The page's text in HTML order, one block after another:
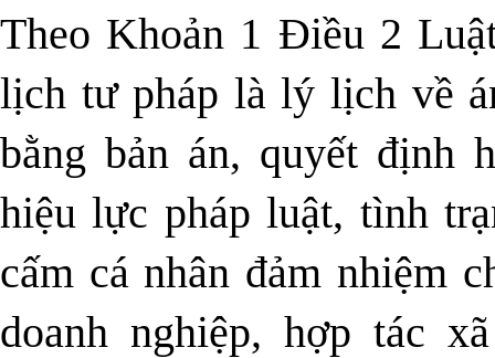
Theo Khoản 1 Điều 2
lịch tư pháp là lý lịch về
bằng bản án, quyết định
hiệu lực pháp luật, tình
cấm cá nhân đảm nhiệm
doanh nghiệp, hợp tác